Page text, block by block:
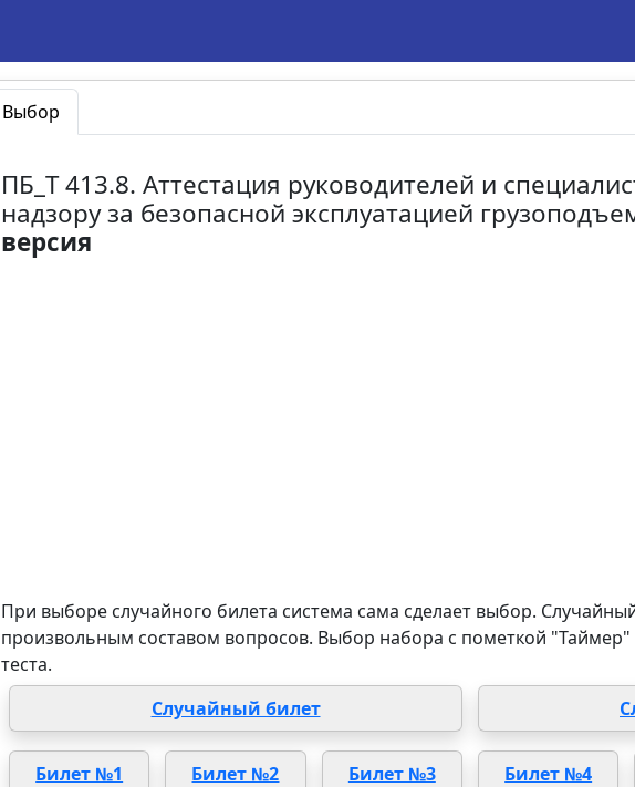
Выбор
ПБ_Т 413.8. Аттестация руководителей и
надзору за безопасной эксплуатацией
версия
При выборе случайного билета система сама сделает выбор.
произвольным составом вопросов. Выбор набора с пометкой
теста.
Случайный билет
Билет №1 Билет №2 Билет №3 Билет №4